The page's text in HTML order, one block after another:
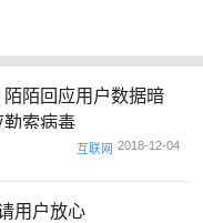
陌回应用户数据暗
勒索病毒
互联网 2018-12-04
用户放心